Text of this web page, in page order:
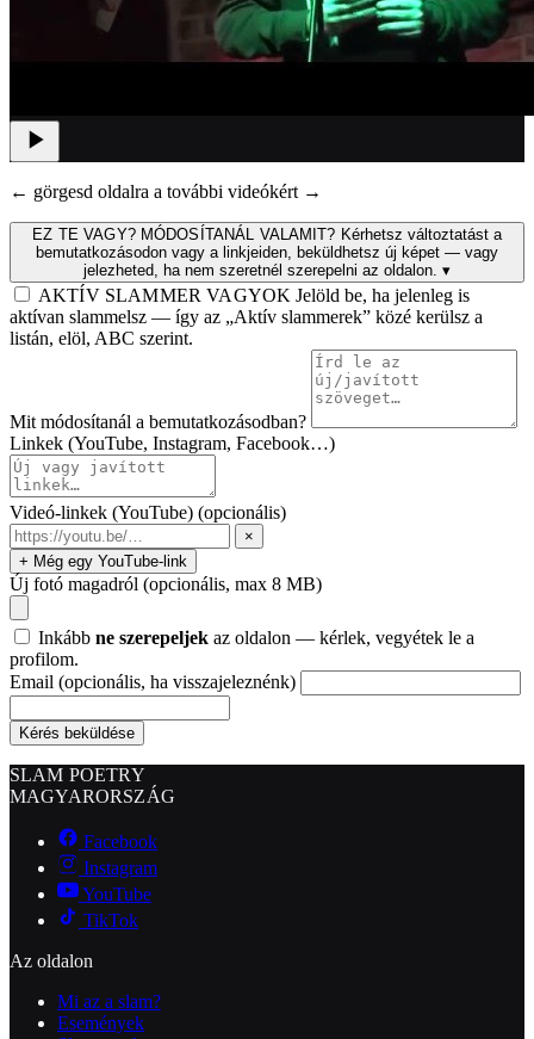
← görgesd oldalra a további videókért →
EZ TE VAGY? MÓDOSÍTANÁL VALAMIT? Kérhetsz változtatást a
bemutatkozásodon vagy a linkjeiden, beküldhetsz új képet — vagy
jelezheted, ha nem szeretnél szerepelni az oldalon. ▾
AKTÍV SLAMMER VAGYOK Jelöld be, ha jelenleg is
aktívan slammelsz — így az „Aktív slammerek” közé kerülsz a
listán, elöl, ABC szerint.
Mit módosítanál a bemutatkozásodban?
Linkek (YouTube, Instagram, Facebook…)
Videó-linkek (YouTube) (opcionális)
×
+ Még egy YouTube-link
Új fotó magadról (opcionális, max 8 MB)
Inkább ne szerepeljek az oldalon — kérlek, vegyétek le a
profilom.
Email (opcionális, ha visszajeleznénk)
Kérés beküldése
SLAM POETRY
MAGYARORSZÁG
Facebook
Instagram
YouTube
TikTok
Az oldalon
Mi az a slam?
Események